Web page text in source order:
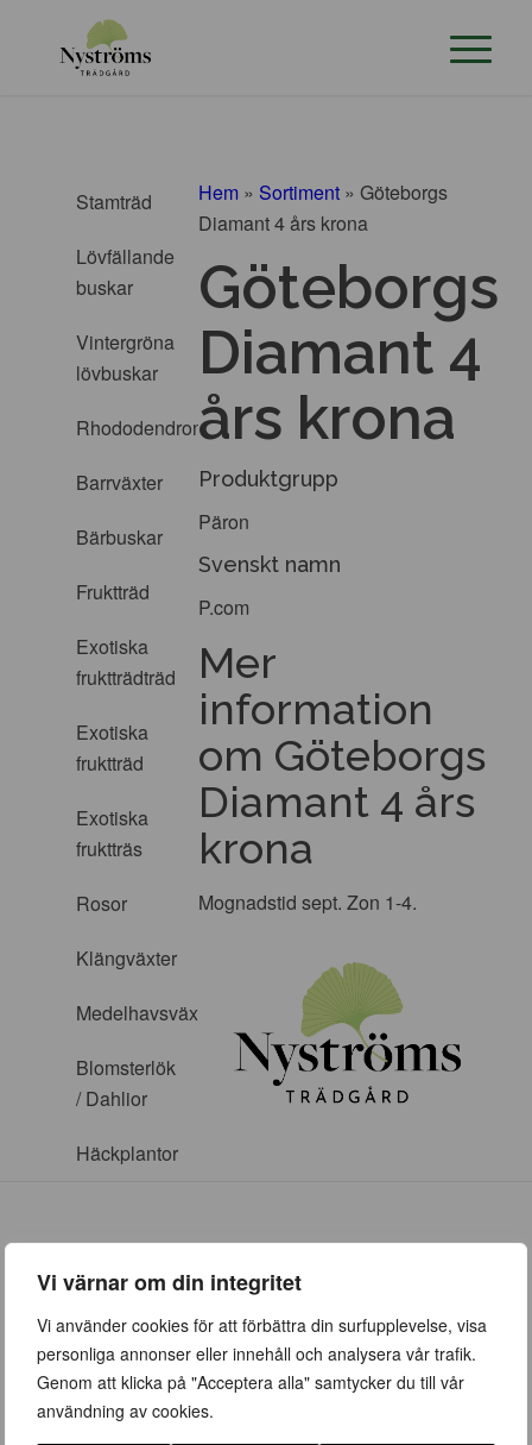
Vi värnar om din integritet
Vi använder cookies för att förbättra din surfupplevelse, visa
personliga annonser eller innehåll och analysera vår trafik.
Genom att klicka på "Acceptera alla" samtycker du till vår
användning av cookies.
Stamträd
Lövfällande
buskar
Vintergröna
lövbuskar
Rhododendron
Barrväxter
Bärbuskar
Fruktträd
Exotiska
fruktträdträd
Exotiska
fruktträd
Exotiska
fruktträs
Rosor
Klängväxter
Medelhavsväxter
Blomsterlök
/ Dahlior
Häckplantor
Hem » Sortiment »Göteborgs
Diamant 4 års krona
Göteborgs
Diamant 4
års krona
Produktgrupp
Päron
Svenskt namn
P.com
Mer
information
om Göteborgs
Diamant 4 års
krona
Mognadstid sept. Zon 1-4.
ÖPPETTIDER
Vår (23 mars – 28 juni)
Vardagar 09:00 – 19:00
Lördag 10:00 – 16:00